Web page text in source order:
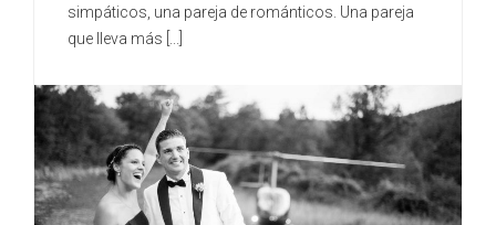
simpáticos, una pareja de románticos. Una pareja
que lleva más [...]